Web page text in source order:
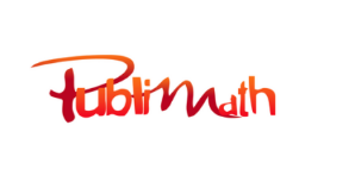
contenu
Publimath